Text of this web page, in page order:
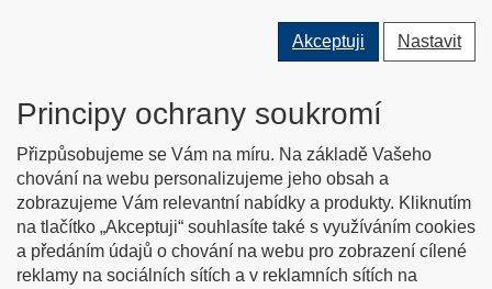
Akceptuji Nastavit
Principy ochrany soukromí
Přizpůsobujeme se Vám na míru. Na základě Vašeho
chování na webu personalizujeme jeho obsah a
zobrazujeme Vám relevantní nabídky a produkty. Kliknutím
na tlačítko „Akceptuji“ souhlasíte také s využíváním cookies
a předáním údajů o chování na webu pro zobrazení cílené
reklamy na sociálních sítích a v reklamních sítích na
Přepnout
uživatele
Přepnout
vyhledávání
O nás Kontakty Jak nakupovat Katalog zboží
English info
Tyflopomůcky
Prodej zboží pro zrakově postižené